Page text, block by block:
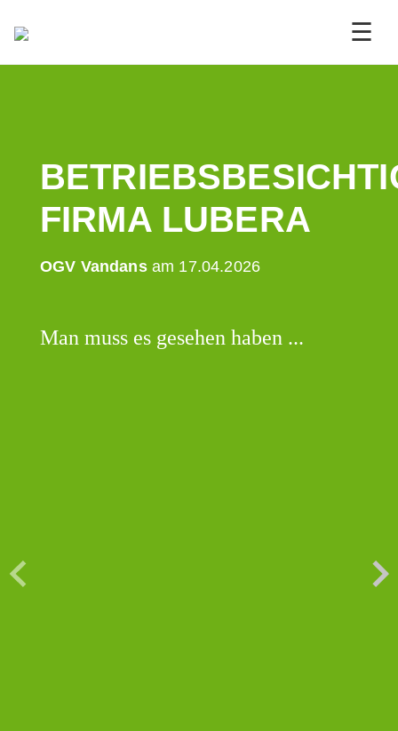
☰
FIRMA LUBERA
OGV Vandansam 17.04.2026
Man muss es gesehen haben ...